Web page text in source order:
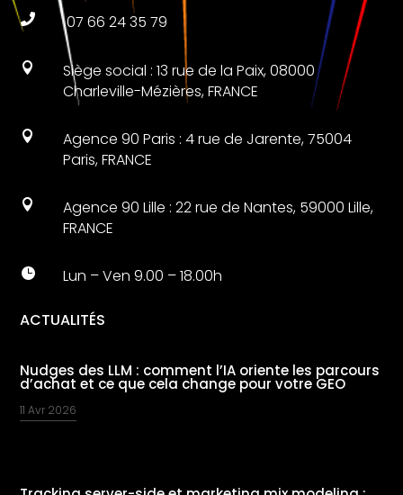
 07 66 24 35 79

Siège social : 13 rue de la Paix, 08000
Charleville-Mézières, FRANCE

Agence 90 Paris : 4 rue de Jarente, 75004
Paris, FRANCE

Agence 90 Lille : 22 rue de Nantes, 59000 Lille,
FRANCE
 Lun – Ven 9.00 – 18.00h
ACTUALITÉS
Nudges des LLM : comment l’IA oriente les parcours
d’achat et ce que cela change pour votre GEO
11 Avr 2026